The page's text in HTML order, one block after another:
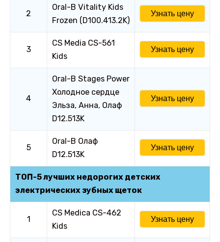
2
Oral-B Vitality Kids
Frozen (D100.413.2K)
Узнать цену
3
CS Media CS-561
Kids
Узнать цену
4
Oral-B Stages Power
Холодное сердце
Эльза, Анна, Олаф
D12.513K
Узнать цену
5
Oral-B Олаф
D12.513K
Узнать цену
ТОП-5 лучших недорогих детских
электрических зубных щеток
1
CS Medica CS-462
Kids
Узнать цену